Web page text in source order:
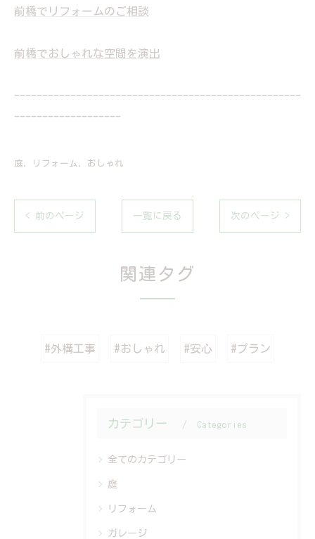
前橋でリフォームのご相談
前橋でおしゃれな空間を演出
---------------------------------------------------
-------------------
庭 リフォーム おしゃれ
< 前のページ 一覧に戻る 次のページ >
関連タグ
#外構工事 #おしゃれ #安心 #プラン
カテゴリー Categories
全てのカテゴリー
庭
リフォーム
ガレージ